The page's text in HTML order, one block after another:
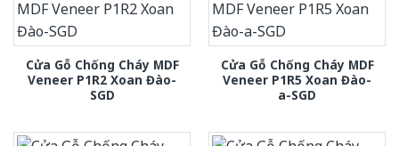
Cửa Gỗ Chống Cháy MDF
Veneer P1R2 Xoan Đào-
SGD
Cửa Gỗ Chống Cháy MDF
Veneer P1R5 Xoan Đào-
a-SGD